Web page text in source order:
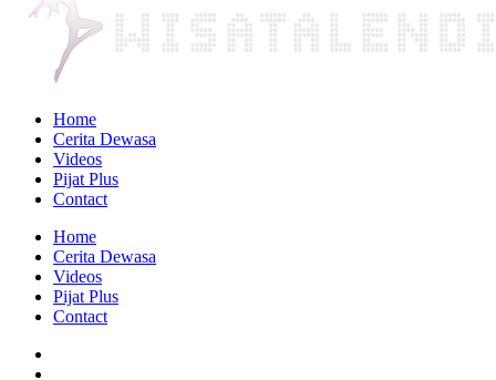
Home
Cerita Dewasa
Videos
Pijat Plus
Contact
Home
Cerita Dewasa
Videos
Pijat Plus
Contact